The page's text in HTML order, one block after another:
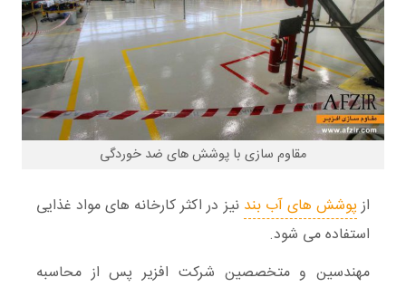
مقاوم سازی با پوشش های ضد خوردگی
ازپوشش های آب بند نیز در اکثر کارخانه های مواد غذایی
استفاده می شود.
مهندسین و متخصصین شرکت افزیرپس از محاسبه